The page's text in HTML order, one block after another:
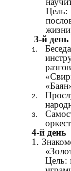
Цель:
3-й день
4-й день
1.
Цель: